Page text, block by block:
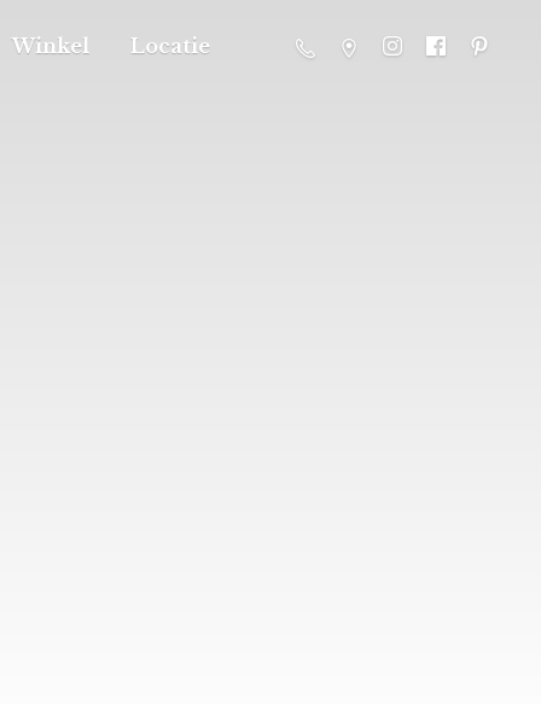
Winkel Locatie